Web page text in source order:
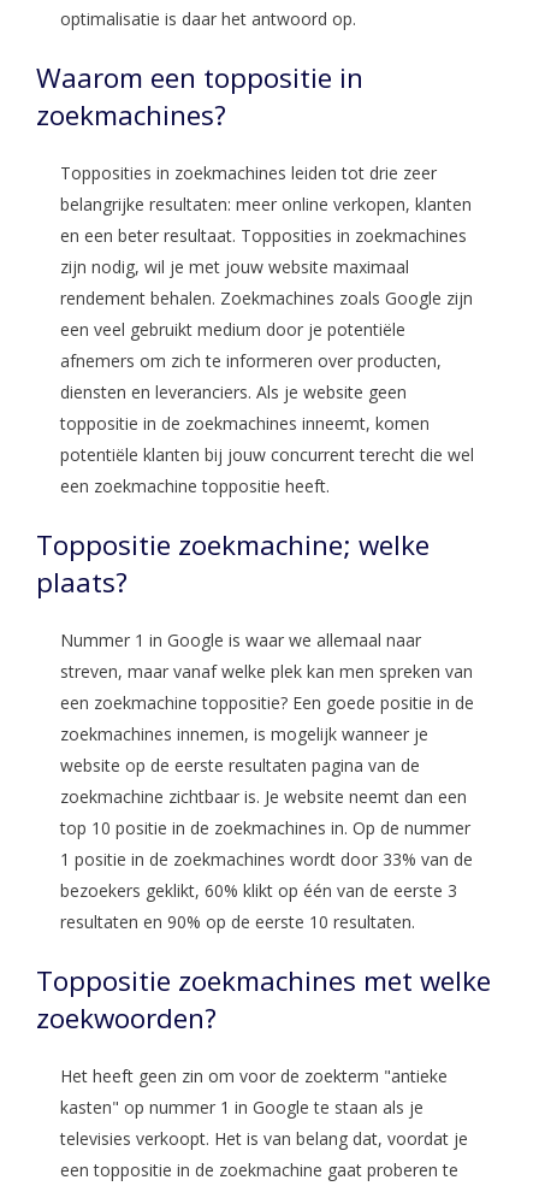
optimalisatie is daar het antwoord op.
Waarom een toppositie in
zoekmachines?
Topposities in zoekmachines leiden tot drie zeer
belangrijke resultaten: meer online verkopen, klanten
en een beter resultaat. Topposities in zoekmachines
zijn nodig, wil je met jouw website maximaal
rendement behalen. Zoekmachines zoals Google zijn
een veel gebruikt medium door je potentiële
afnemers om zich te informeren over producten,
diensten en leveranciers. Als je website geen
toppositie in de zoekmachines inneemt, komen
potentiële klanten bij jouw concurrent terecht die wel
een zoekmachine toppositie heeft.
Toppositie zoekmachine; welke
plaats?
Nummer 1 in Google is waar we allemaal naar
streven, maar vanaf welke plek kan men spreken van
een zoekmachine toppositie? Een goede positie in de
zoekmachines innemen, is mogelijk wanneer je
website op de eerste resultaten pagina van de
zoekmachine zichtbaar is. Je website neemt dan een
top 10 positie in de zoekmachines in. Op de nummer
1 positie in de zoekmachines wordt door 33% van de
bezoekers geklikt, 60% klikt op één van de eerste 3
resultaten en 90% op de eerste 10 resultaten.
Toppositie zoekmachines met welke
zoekwoorden?
Het heeft geen zin om voor de zoekterm "antieke
kasten" op nummer 1 in Google te staan als je
televisies verkoopt. Het is van belang dat, voordat je
een toppositie in de zoekmachine gaat proberen te